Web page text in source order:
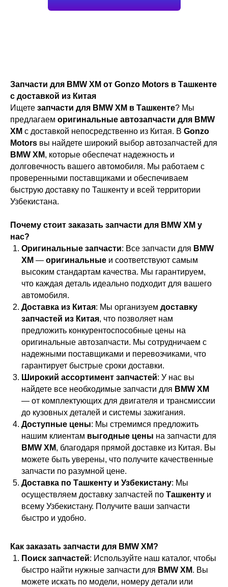
Запчасти для BMW XM от Gonzo Motors в Ташкенте
с доставкой из Китая
Ищете запчасти для BMW XM в Ташкенте? Мы
предлагаем оригинальные автозапчасти для BMW
XM с доставкой непосредственно из Китая. В Gonzo
Motors вы найдете широкий выбор автозапчастей для
BMW XM, которые обеспечат надежность и
долговечность вашего автомобиля. Мы работаем с
проверенными поставщиками и обеспечиваем
быструю доставку по Ташкенту и всей территории
Узбекистана.
Почему стоит заказать запчасти для BMW XM у
нас?
Оригинальные запчасти: Все запчасти для BMW
XM — оригинальные и соответствуют самым
высоким стандартам качества. Мы гарантируем,
что каждая деталь идеально подходит для вашего
автомобиля.
Доставка из Китая: Мы организуем доставку
запчастей из Китая, что позволяет нам
предложить конкурентоспособные цены на
оригинальные автозапчасти. Мы сотрудничаем с
надежными поставщиками и перевозчиками, что
гарантирует быстрые сроки доставки.
Широкий ассортимент запчастей: У нас вы
найдете все необходимые запчасти для BMW XM
— от комплектующих для двигателя и трансмиссии
до кузовных деталей и системы зажигания.
Доступные цены: Мы стремимся предложить
нашим клиентам выгодные цены на запчасти для
BMW XM, благодаря прямой доставке из Китая. Вы
можете быть уверены, что получите качественные
запчасти по разумной цене.
Доставка по Ташкенту и Узбекистану: Мы
осуществляем доставку запчастей по Ташкенту и
всему Узбекистану. Получите ваши запчасти
быстро и удобно.
Как заказать запчасти для BMW XM?
Поиск запчастей: Используйте наш каталог, чтобы
быстро найти нужные запчасти для BMW XM. Вы
можете искать по модели, номеру детали или